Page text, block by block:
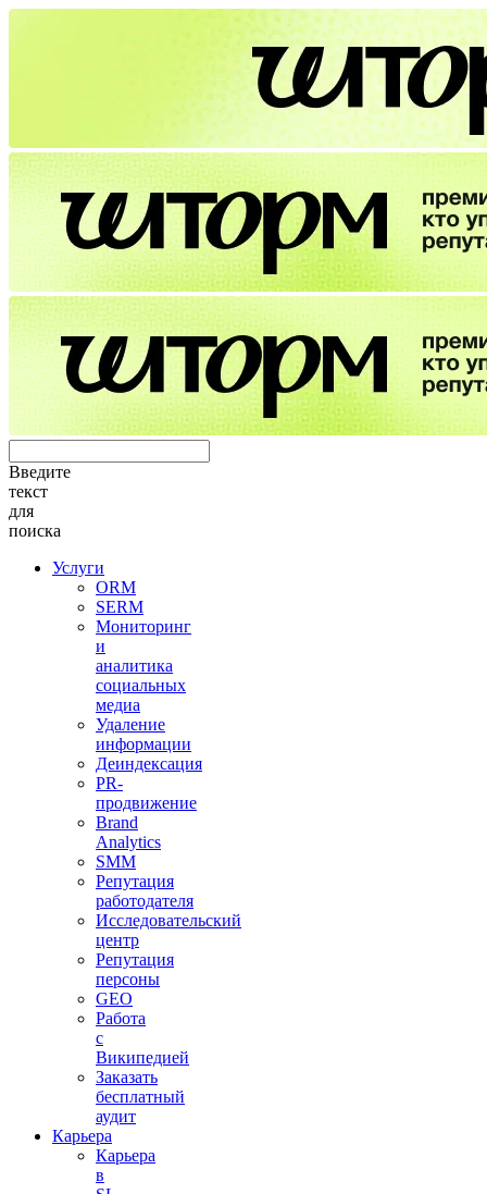
Введите
текст
для
поиска
Услуги
ORM
SERM
Мониторинг
и
аналитика
социальных
медиа
Удаление
информации
Деиндексация
PR-
продвижение
Brand
Analytics
SMM
Репутация
работодателя
Исследовательский
центр
Репутация
персоны
GEO
Работа
с
Википедией
Заказать
бесплатный
аудит
Карьера
Карьера
в